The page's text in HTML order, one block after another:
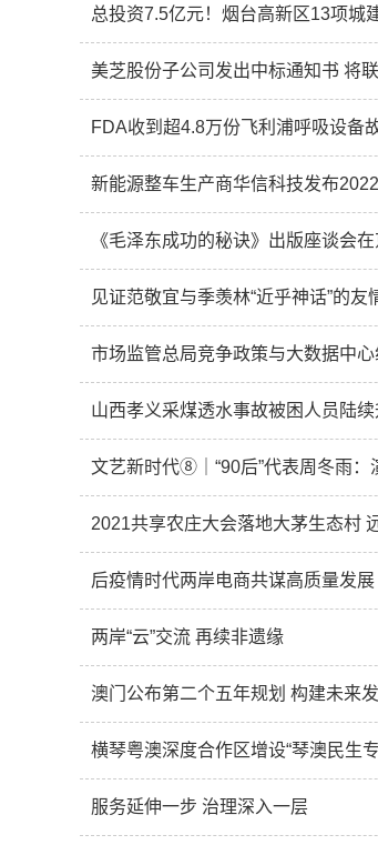
总投资7.5亿元！烟台高新区13项城
美芝股份子公司发出中标通知书 将
FDA收到超4.8万份飞利浦呼吸设备
新能源整车生产商华信科技发布
《毛泽东成功的秘诀》出版座谈会
见证范敬宜与季羡林“近乎神话”的友
市场监管总局竞争政策与大数据中
山西孝义采煤透水事故被困人员陆续
文艺新时代⑧｜“90后”代表周冬雨
2021共享农庄大会落地大茅生态村
后疫情时代两岸电商共谋高质量发展
两岸“云”交流 再续非遗缘
澳门公布第二个五年规划 构建未来
横琴粤澳深度合作区增设“琴澳民生
服务延伸一步 治理深入一层